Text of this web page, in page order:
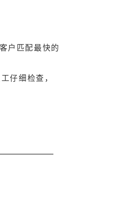
户匹配最快的
仔细检查，